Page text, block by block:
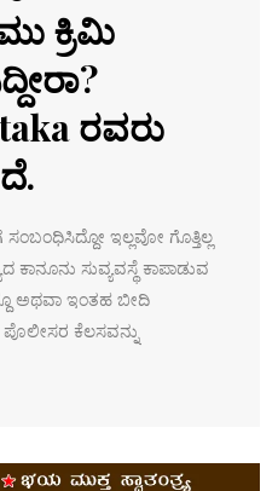
ಕ್ರಿಮಿ
ರವರು
ಇಲ್ಲವೋ ಗೊತ್ತಿಲ್ಲ
ಕಾನೂನು ಸುವ್ಯವಸ್ಥೆ ಕಾಪಾಡುವ
ಅಥವಾ ಇಂತಹ ಬೀದಿ
ಕೆಲಸವನ್ನು